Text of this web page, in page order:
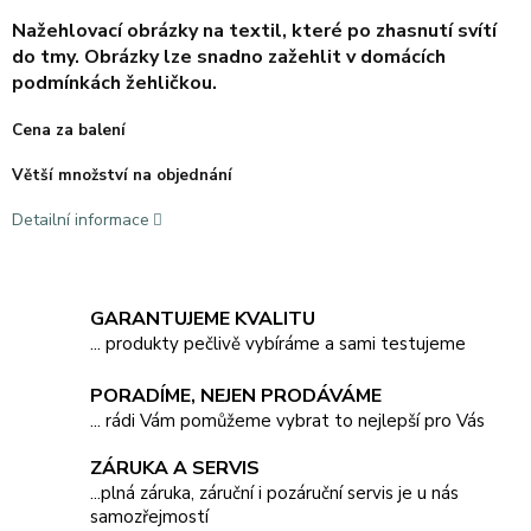
Nažehlovací obrázky na textil, které po zhasnutí svítí
do tmy. Obrázky lze snadno zažehlit v domácích
podmínkách žehličkou.
Cena za balení
Větší množství na objednání
Detailní informace
GARANTUJEME KVALITU
... produkty pečlivě vybíráme a sami testujeme
PORADÍME, NEJEN PRODÁVÁME
... rádi Vám pomůžeme vybrat to nejlepší pro Vás
ZÁRUKA A SERVIS
...plná záruka, záruční i pozáruční servis je u nás
samozřejmostí